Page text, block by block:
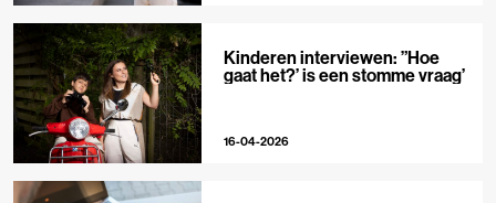
Kinderen interviewen: ”Hoe
gaat het?’ is een stomme vraag’
16-04-2026